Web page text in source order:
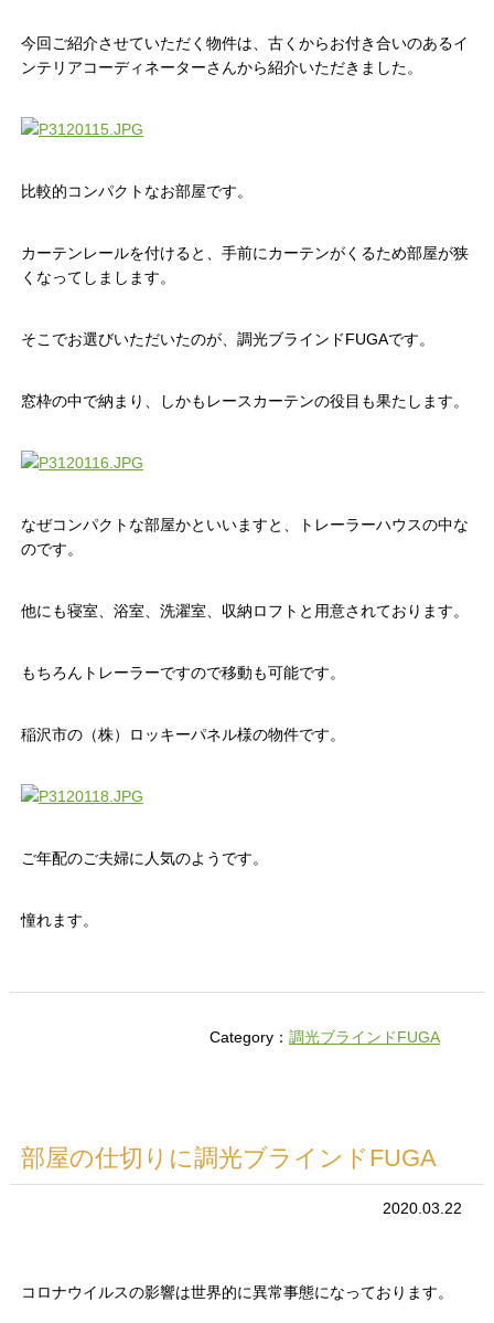
今回ご紹介させていただく物件は、古くからお付き合いのあるイ
ンテリアコーディネーターさんから紹介いただきました。
比較的コンパクトなお部屋です。
カーテンレールを付けると、手前にカーテンがくるため部屋が狭
くなってしまします。
そこでお選びいただいたのが、調光ブラインドFUGAです。
窓枠の中で納まり、しかもレースカーテンの役目も果たします。
なぜコンパクトな部屋かといいますと、トレーラーハウスの中な
のです。
他にも寝室、浴室、洗濯室、収納ロフトと用意されております。
もちろんトレーラーですので移動も可能です。
稲沢市の（株）ロッキーパネル様の物件です。
ご年配のご夫婦に人気のようです。
憧れます。
Category：調光ブラインドFUGA
部屋の仕切りに調光ブラインドFUGA
2020.03.22
コロナウイルスの影響は世界的に異常事態になっております。